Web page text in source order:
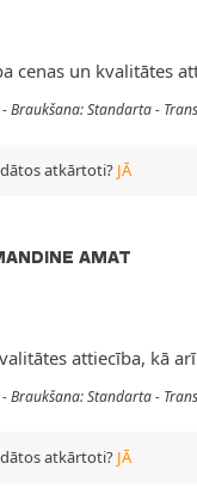
cenas un kvalitātes
Braukšana: Standarta -
atkārtoti? JĀ
AMAT
attiecība, kā
Braukšana: Standarta -
atkārtoti? JĀ